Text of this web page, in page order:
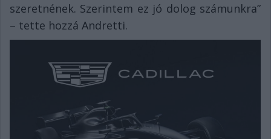
szeretnének. Szerintem ez jó dolog számunkra”
– tette hozzá Andretti.